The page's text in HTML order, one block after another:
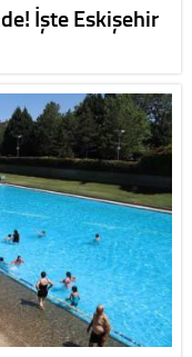
İşte Eskişehir